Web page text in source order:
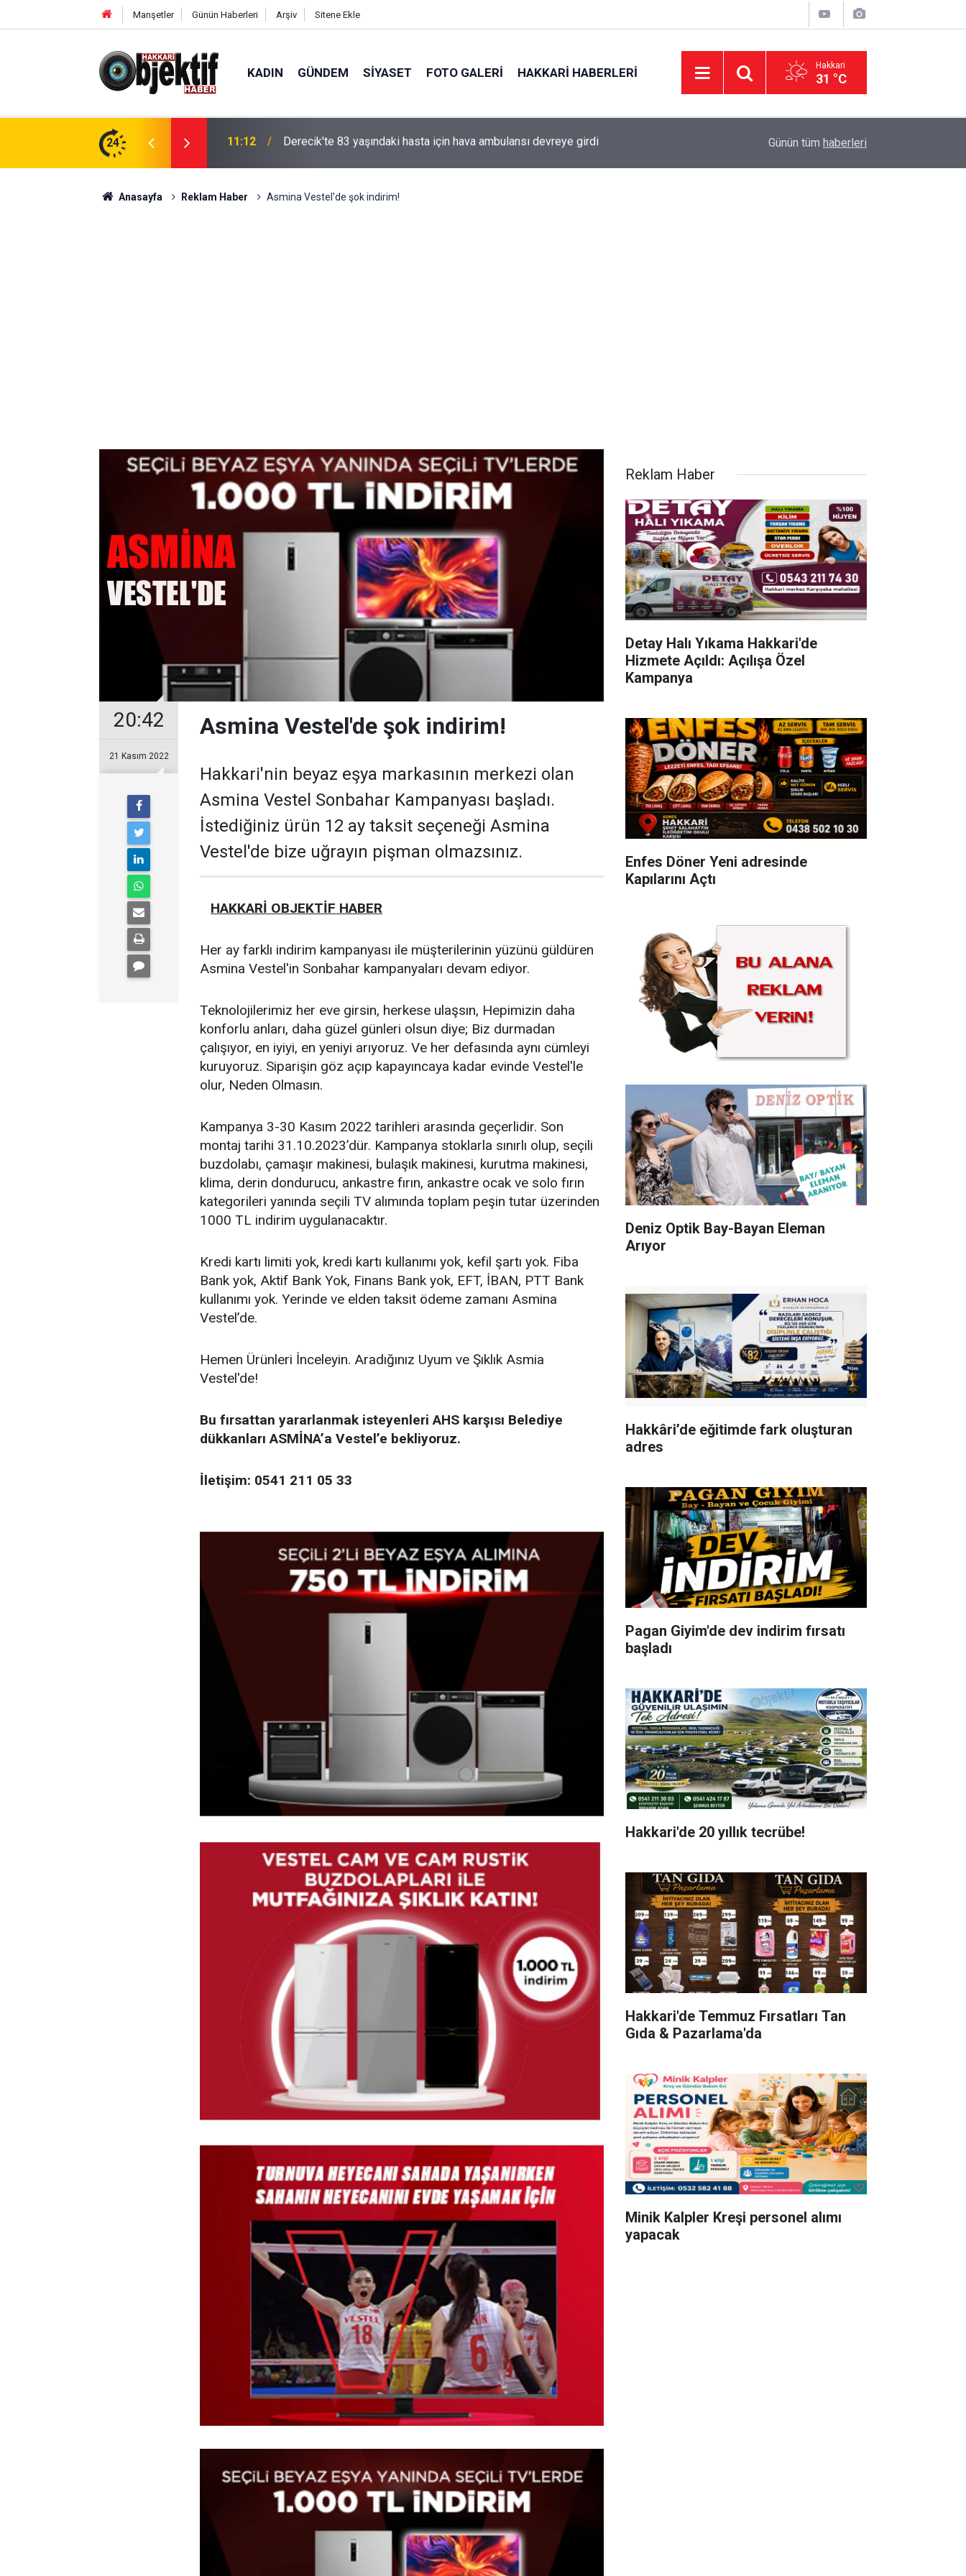
Manşetler Günün Haberleri Arşiv Sitene Ekle
KADIN GÜNDEM SIYASET FOTO GALERI HAKKARI HABERLERI Hakkari
31 °C
24
hava ambulansı devreye girdi 11:01 'Çerçeve yasa' kanun teklifi Adalet Komisyonu'ndan geçti Hakkâri’de ulaşım için kritik proje: Geçici
Günün tüm haberleri
Anasayfa Reklam Haber Asmina Vestel'de şok indirim!
20:42
21 Kasım 2022
Asmina Vestel'de şok indirim!
Hakkari'nin beyaz eşya markasının merkezi olan
Asmina Vestel Sonbahar Kampanyası başladı.
İstediğiniz ürün 12 ay taksit seçeneği Asmina
Vestel'de bize uğrayın pişman olmazsınız.
HAKKARİ OBJEKTİF HABER
Her ay farklı indirim kampanyası ile müşterilerinin yüzünü güldüren
Asmina Vestel'in Sonbahar kampanyaları devam ediyor.
Teknolojilerimiz her eve girsin, herkese ulaşsın, Hepimizin daha
konforlu anları, daha güzel günleri olsun diye; Biz durmadan
çalışıyor, en iyiyi, en yeniyi arıyoruz. Ve her defasında aynı cümleyi
kuruyoruz. Siparişin göz açıp kapayıncaya kadar evinde Vestel'le
olur, Neden Olmasın.
Kampanya 3-30 Kasım 2022 tarihleri arasında geçerlidir. Son
montaj tarihi 31.10.2023’dür. Kampanya stoklarla sınırlı olup, seçili
buzdolabı, çamaşır makinesi, bulaşık makinesi, kurutma makinesi,
klima, derin dondurucu, ankastre fırın, ankastre ocak ve solo fırın
kategorileri yanında seçili TV alımında toplam peşin tutar üzerinden
1000 TL indirim uygulanacaktır.
Kredi kartı limiti yok, kredi kartı kullanımı yok, kefil şartı yok. Fiba
Bank yok, Aktif Bank Yok, Finans Bank yok, EFT, İBAN, PTT Bank
kullanımı yok. Yerinde ve elden taksit ödeme zamanı Asmina
Vestel’de.
Hemen Ürünleri İnceleyin. Aradığınız Uyum ve Şıklık Asmia
Vestel'de!
Bu fırsattan yararlanmak isteyenleri AHS karşısı Belediye
dükkanları ASMİNA’a Vestel’e bekliyoruz.
İletişim: 0541 211 05 33
Reklam Haber
Detay Halı Yıkama Hakkari'de
Hizmete Açıldı: Açılışa Özel
Kampanya
Enfes Döner Yeni adresinde
Kapılarını Açtı
Deniz Optik Bay-Bayan Eleman
Arıyor
Hakkâri’de eğitimde fark oluşturan
adres
Pagan Giyim'de dev indirim fırsatı
başladı
Hakkari'de 20 yıllık tecrübe!
Hakkari'de Temmuz Fırsatları Tan
Gıda & Pazarlama'da
Minik Kalpler Kreşi personel alımı
yapacak